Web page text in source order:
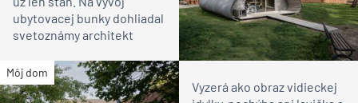
ubytovacej bunky dohliadal
svetoznámy architekt
Môj dom
Vyzerá ako obraz vidieckej